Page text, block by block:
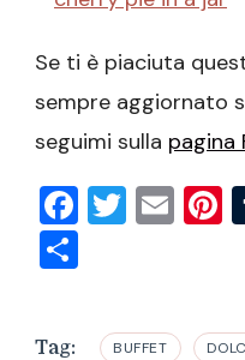
Se ti è piaciuta
sempre aggiornato
seguimi sulla pagina
Tag: BUFFET